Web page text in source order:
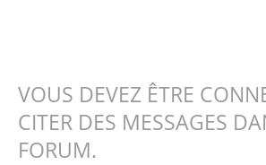
VOUS DEVEZ ÊTRE
CITER DES MESSAGES
FORUM.